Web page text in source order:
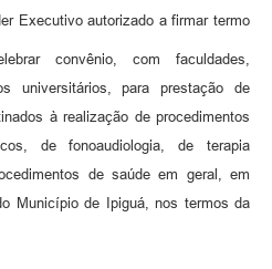
Executivo autorizado a firmar termo
convênio, com faculdades,
universitários, para prestação de
à realização de procedimentos
de fonoaudiologia, de terapia
de saúde em geral, em
Município de Ipiguá, nos termos da